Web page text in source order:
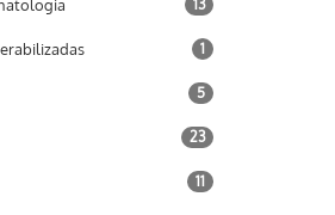
13
1
5
23
11